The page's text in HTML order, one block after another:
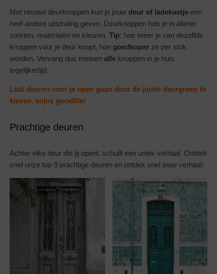
Met nieuwe deurknoppen kun je jouw deur of ladekastje een
heel andere uitstraling geven. Deurknoppen heb je in allerlei
soorten, materialen en kleuren. Tip: hoe meer je van dezelfde
knoppen voor je deur koopt, hoe goedkoper ze per stuk
worden. Vervang dus meteen alle knoppen in je huis
tegelijkertijd.
Laat deuren voor je open gaan door de juiste deurgreep te
kiezen, enjoy goodlife!
Prachtige deuren
Achter elke deur die jij opent, schuilt een uniek verhaal. Ontdek
snel onze top 9 prachtige deuren en ontdek snel jouw verhaal: